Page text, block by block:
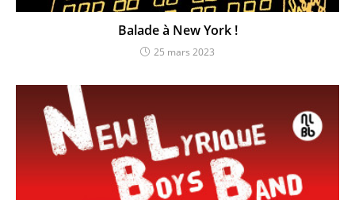
Balade à New York !
25 mars 2023